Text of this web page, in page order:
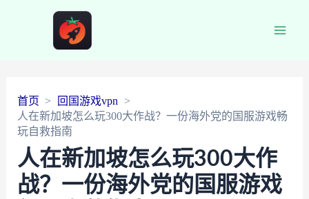
首页
回国游戏vpn
人在新加坡怎么玩300大作战？一份海外党的国服游戏畅
玩自救指南
人在新加坡怎么玩300大作
战？一份海外党的国服游戏